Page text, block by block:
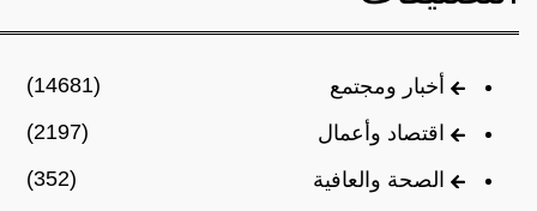
أخبار ومجتمع
(14681)
اقتصاد وأعمال
(2197)
الصحة والعافية
(352)